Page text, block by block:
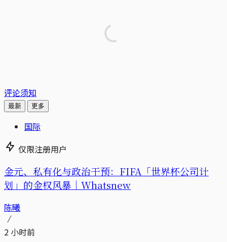
评论须知
最新 更多
国际
仅限注册用户
金元、私有化与政治干预：FIFA「世界杯公司计
划」的金权风暴｜Whatsnew
陈曦
2 小时前